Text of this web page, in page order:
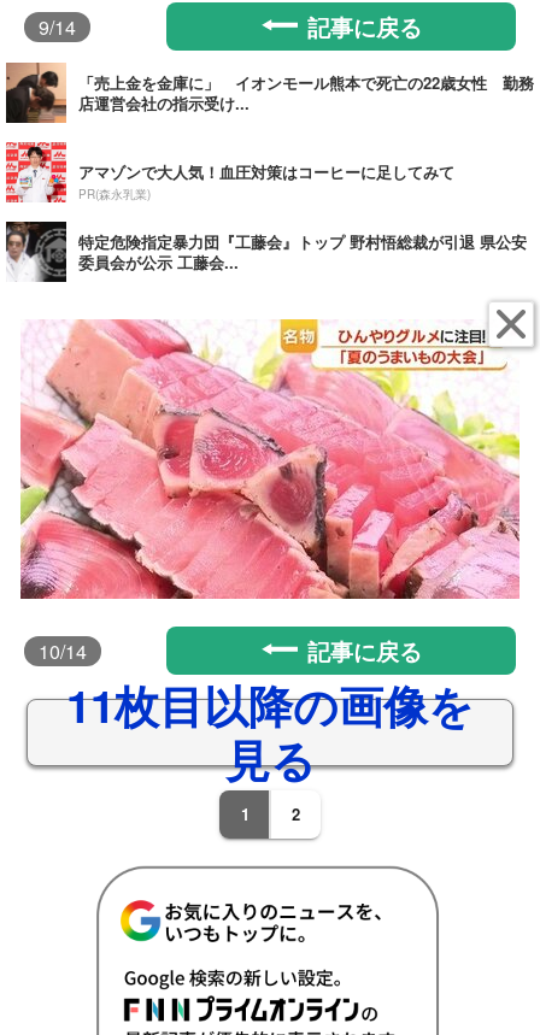
9/14 記事に戻る
「売上金を金庫に」 イオンモール熊本で死亡の22歳女性 勤務
店運営会社の指示受け...
アマゾンで大人気！血圧対策はコーヒーに足してみて
PR(森永乳業)
特定危険指定暴力団『工藤会』トップ 野村悟総裁が引退 県公安
委員会が公示 工藤会...
10/14 記事に戻る
11枚目以降の画像を
見る
1 2